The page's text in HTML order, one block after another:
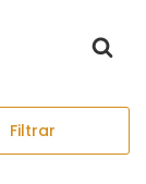
Filtrar